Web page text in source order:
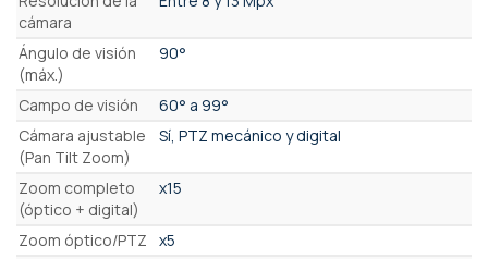
cámara
Ángulo de visión
(máx.)
90°
Campo de visión
60° a 99°
Cámara ajustable
(Pan Tilt Zoom)
Sí, PTZ mecánico y digital
Zoom completo
(óptico + digital)
x15
Zoom óptico/PTZ
x5